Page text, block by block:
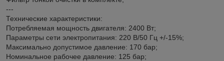
---
Технические характеристики:
Потребляемая мощность двигателя: 2400 Вт;
Параметры сети электропитания: 220 В/50 Гц +/-15%;
Максимально допустимое давление: 170 бар;
Номинальное рабочее давление: 125 бар;